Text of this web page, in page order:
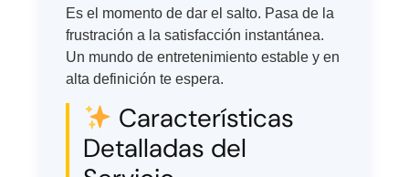
Es el momento de dar el salto. Pasa de la
frustración a la satisfacción instantánea.
Un mundo de entretenimiento estable y en
alta definición te espera.
Características
Detalladas del